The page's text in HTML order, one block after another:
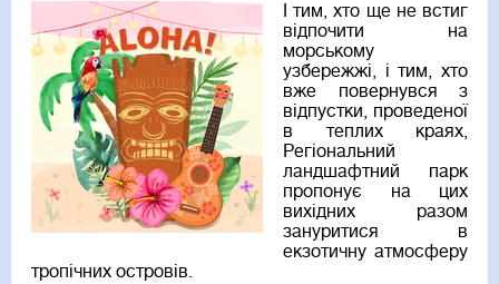
І тим, хто ще не встиг
відпочити на
морському
узбережжі, і тим, хто
вже повернувся з
відпустки, проведеної
в теплих краях,
Регіональний
ландшафтний парк
пропонує на цих
вихідних разом
зануритися в
екзотичну атмосферу
тропічних островів.